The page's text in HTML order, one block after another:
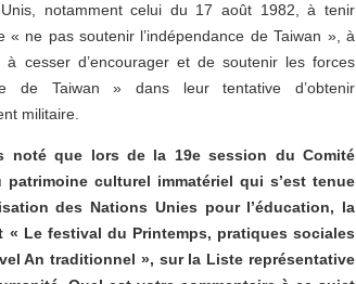
Unis, notamment celui du 17 août 1982, à tenir
« ne pas soutenir l’indépendance de Taiwan », à
à cesser d’encourager et de soutenir les forces
de Taiwan » dans leur tentative d’obtenir
militaire.
noté que lors de la 19e session du Comité
culturel immatériel qui s’est tenue
des Nations Unies pour l’éducation, la
« Le festival du Printemps, pratiques sociales
An traditionnel », sur la Liste représentative